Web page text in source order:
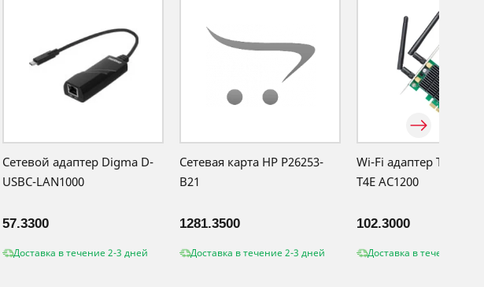
Сетевой адаптер Digma D-
USBC-LAN1000
57.3300
Доставка в течение 2-3 дней
Сетевая карта HP P26253-
B21
1281.3500
Доставка в течение 2-3 дней
Wi-Fi адаптер TP-Link
T4E AC1200
102.3000
Доставка в течение 2-3